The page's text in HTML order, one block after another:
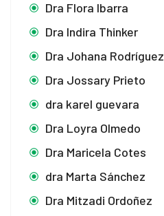
Dra Flora Ibarra
Dra Indira Thinker
Dra Johana Rodríguez
Dra Jossary Prieto
dra karel guevara
Dra Loyra Olmedo
Dra Maricela Cotes
dra Marta Sánchez
Dra Mitzadi Ordoñez